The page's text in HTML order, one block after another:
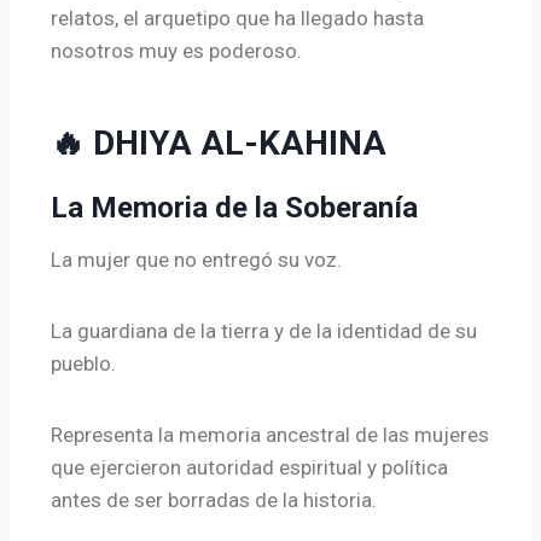
relatos, el arquetipo que ha llegado hasta
nosotros muy es poderoso.
🔥 DHIYA AL-KAHINA
La Memoria de la Soberanía
La mujer que no entregó su voz.
La guardiana de la tierra y de la identidad de su
pueblo.
Representa la memoria ancestral de las mujeres
que ejercieron autoridad espiritual y política
antes de ser borradas de la historia.